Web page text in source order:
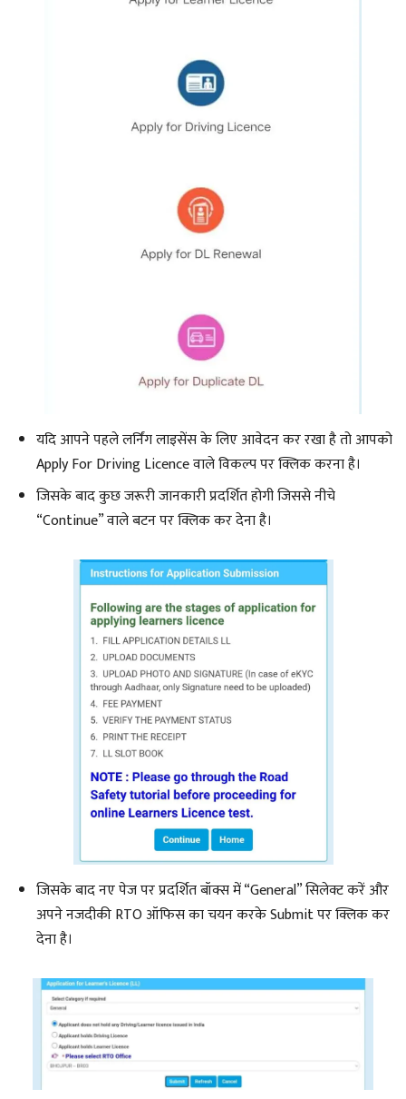
यदि आपने पहले लर्निंग लाइसेंस के लिए आवेदन कर रखा है तो आपको
Apply For Driving Licence वाले विकल्प पर क्लिक करना है।
जिसके बाद कुछ जरूरी जानकारी प्रदर्शित होगी जिससे नीचे
“Continue” वाले बटन पर क्लिक कर देना है।
जिसके बाद नए पेज पर प्रदर्शित बॉक्स में “General” सिलेक्ट करें और
अपने नजदीकी RTO ऑफिस का चयन करके Submit पर क्लिक कर
देना है।